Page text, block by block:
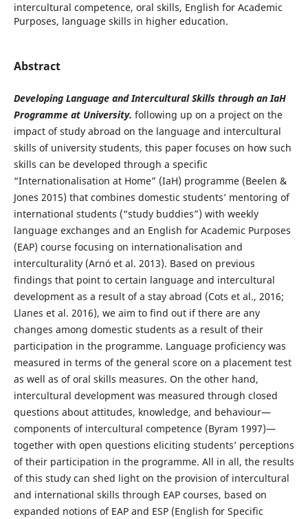
intercultural competence, oral skills, English for Academic
Purposes, language skills in higher education.
Abstract
Developing Language and Intercultural Skills through an IaH
Programme at University. following up on a project on the
impact of study abroad on the language and intercultural
skills of university students, this paper focuses on how such
skills can be developed through a specific
“Internationalisation at Home” (IaH) programme (Beelen &
Jones 2015) that combines domestic students’ mentoring of
international students (“study buddies”) with weekly
language exchanges and an English for Academic Purposes
(EAP) course focusing on internationalisation and
interculturality (Arnó et al. 2013). Based on previous
findings that point to certain language and intercultural
development as a result of a stay abroad (Cots et al., 2016;
Llanes et al. 2016), we aim to find out if there are any
changes among domestic students as a result of their
participation in the programme. Language proficiency was
measured in terms of the general score on a placement test
as well as of oral skills measures. On the other hand,
intercultural development was measured through closed
questions about attitudes, knowledge, and behaviour—
components of intercultural competence (Byram 1997)—
together with open questions eliciting students’ perceptions
of their participation in the programme. All in all, the results
of this study can shed light on the provision of intercultural
and international skills through EAP courses, based on
expanded notions of EAP and ESP (English for Specific